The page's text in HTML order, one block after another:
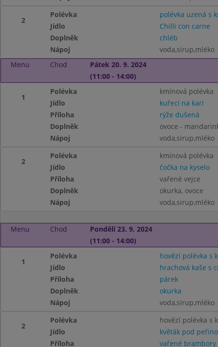
2
Polévka
polévka uzená s
Jídlo
Chilli con carne
Doplněk
chléb
Nápoj
voda,sirup,mléko
Menu
Chod
Pátek 20. 9. 2024
(11:00 - 14:00)
1
Polévka
kmínová polévka
Jídlo
kuřecí na kari
Příloha
rýže dušená
Doplněk
ovoce -
Nápoj
voda,sirup,mléko
2
Polévka
kmínová polévka
Jídlo
čočka na kyselo
Příloha
vařené vejce
Doplněk
okurka, ovoce
Nápoj
voda,sirup,mléko
Menu Chod
Pondělí 23. 9. 2024
(11:00 - 14:00)
1
Polévka
hovězí polévka s
Jídlo
hrachová kaše s
Příloha
párek
Doplněk
okurka
Nápoj
voda,sirup,mléko
2
Polévka
hovězí polévka s
Jídlo
květák pod
Příloha
vařené brambory